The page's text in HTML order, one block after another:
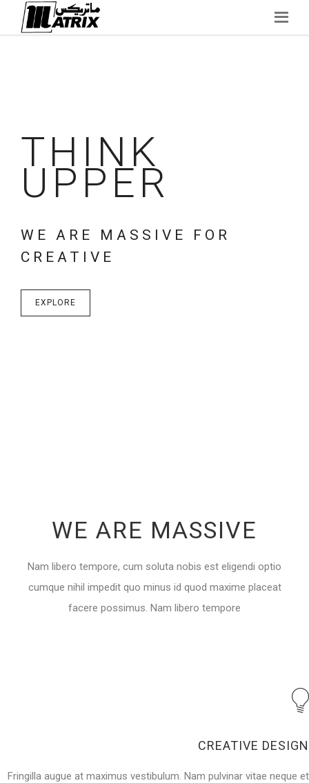
THINK
UPPER
WE ARE MASSIVE FOR
CREATIVE
EXPLORE
WE ARE MASSIVE
Nam libero tempore, cum soluta nobis est eligendi optio
cumque nihil impedit quo minus id quod maxime placeat
facere possimus. Nam libero tempore
CREATIVE DESIGN
Fringilla augue at maximus vestibulum. Nam pulvinar vitae neque et